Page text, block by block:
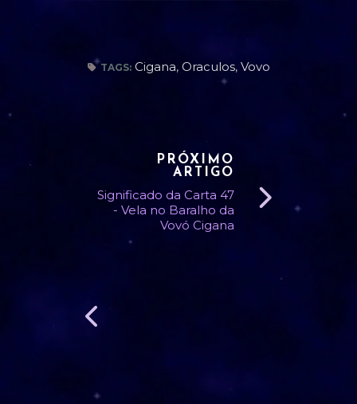
TAGS: Cigana, Oraculos, Vovo
PRÓXIMO
ARTIGO
Significado da Carta 47
- Vela no Baralho da
Vovó Cigana